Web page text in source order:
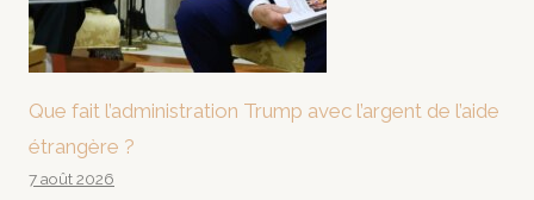
Que fait l’administration Trump avec l’argent de l’aide
étrangère ?
7 août 2026